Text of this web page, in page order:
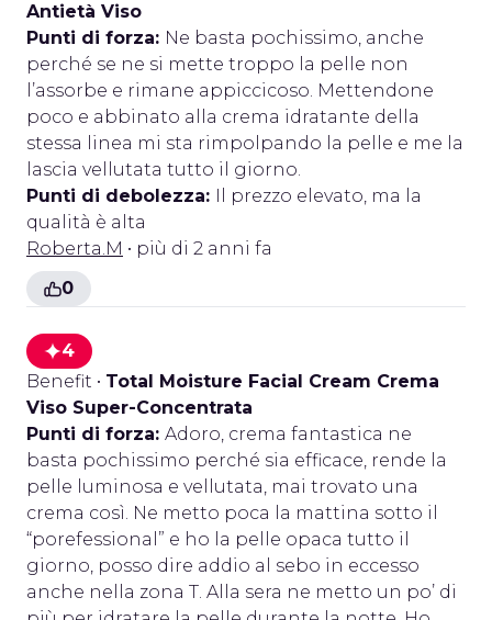
Antietà Viso
Punti di forza: Ne basta pochissimo, anche
perché se ne si mette troppo la pelle non
l’assorbe e rimane appiccicoso. Mettendone
poco e abbinato alla crema idratante della
stessa linea mi sta rimpolpando la pelle e me la
lascia vellutata tutto il giorno.
Punti di debolezza: Il prezzo elevato, ma la
qualità è alta
Roberta.M • più di 2 anni fa
0
4
Benefit • Total Moisture Facial Cream Crema
Viso Super-Concentrata
Punti di forza: Adoro, crema fantastica ne
basta pochissimo perché sia efficace, rende la
pelle luminosa e vellutata, mai trovato una
crema così. Ne metto poca la mattina sotto il
“porefessional” e ho la pelle opaca tutto il
giorno, posso dire addio al sebo in eccesso
anche nella zona T. Alla sera ne metto un po’ di